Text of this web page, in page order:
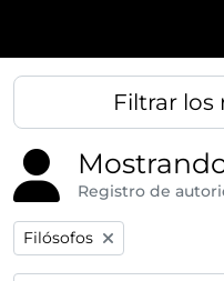
Filtrar los
Registro de
Remove filter:
Filósofos